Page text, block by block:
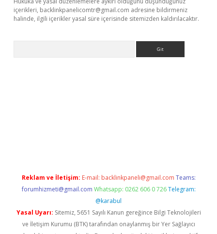
içerikleri, backlinkpanelicomtr@gmail.com adresine bildirmeniz
halinde, ilgili içerikler yasal süre içerisinde sitemizden kaldırılacaktır.
Reklam ve İletişim: E-mail: backlinkpaneli@gmail.com Teams:
forumhizmeti@gmail.com Whatsapp: 0262 606 0 726 Telegram:
@karabul
Yasal Uyarı: Sitemiz, 5651 Sayılı Kanun gereğince Bilgi Teknolojileri
ve İletişim Kurumu (BTK) tarafından onaylanmış bir Yer Sağlayıcı